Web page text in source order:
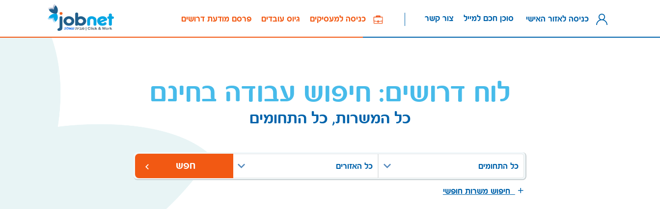
פרסם מודעת דרושים גיוס עובדים כניסה למעסיקים צור קשר סוכן חכם למייל כניסה לאזור האישי
לוח דרושים: חיפוש עבודה בחינם
כל המשרות, כל התחומים
כל התחומים כל האזורים חפש
חיפוש משרות חופשי